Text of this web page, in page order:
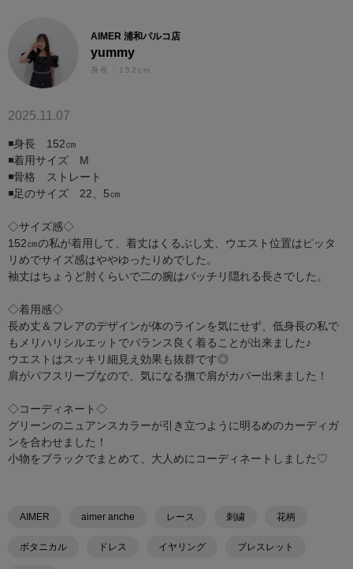
AIMER 浦和パルコ店
yummy
身長：152cm
2025.11.07
◾️身長 152㎝
◾️着用サイズ M
◾️骨格 ストレート
◾️足のサイズ 22、5㎝
◇サイズ感◇
152㎝の私が着用して、着丈はくるぶし丈、ウエスト位置はピッタ
リめでサイズ感はややゆったりめでした。
袖丈はちょうど肘くらいで二の腕はバッチリ隠れる長さでした。
◇着用感◇
長め丈＆フレアのデザインが体のラインを気にせず、低身長の私で
もメリハリシルエットでバランス良く着ることが出来ました♪
ウエストはスッキリ細見え効果も抜群です◎
肩がパフスリーブなので、気になる撫で肩がカバー出来ました！
◇コーディネート◇
グリーンのニュアンスカラーが引き立つように明るめのカーディガ
ンを合わせました！
小物をブラックでまとめて、大人めにコーディネートしました♡
AIMER aimer anche レース 刺繍 花柄
ボタニカル ドレス イヤリング ブレスレット